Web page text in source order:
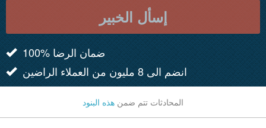
إسأل الخبير
100% ضمان الرضا
انضم الى 8 مليون من العملاء الراضين
المحادثات تتم ضمن هذه البنود